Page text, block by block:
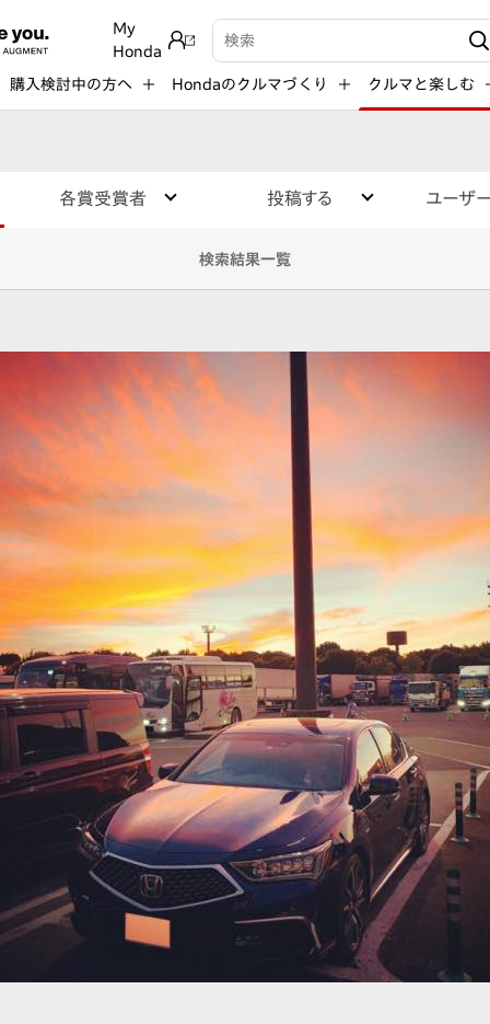
My
Honda
検索キーワード入力
購入検討中の方へ Hondaのクルマづくり クルマと楽しむ
各賞受賞者 投稿する ユーザ
検索結果一覧